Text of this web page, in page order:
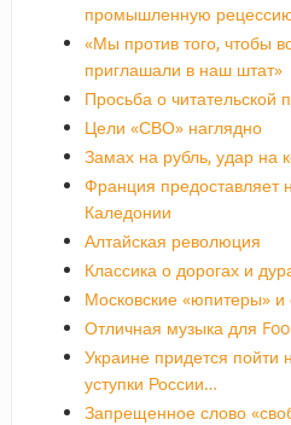
промышленную
«Мы против того, чтобы
приглашали в наш штат»
Просьба о читательской
Цели «СВО» наглядно
Замах на рубль, удар на
Франция предоставляет
Каледонии
Алтайская революция
Классика о дорогах и
Московские «юпитеры» и
Отличная музыка для
Украине придется пойти
уступки России…
Запрещенное слово